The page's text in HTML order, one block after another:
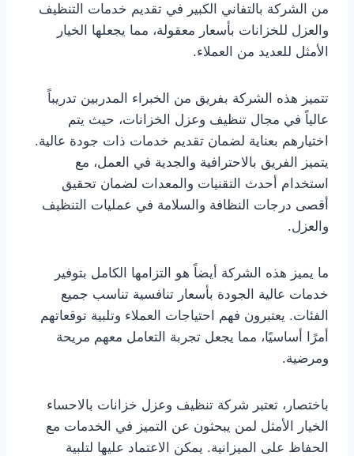
من الشركة بالتفاني الكبير في تقديم خدمات التنظيف
والعزل للخزانات بأسعار معقولة، مما يجعلها الخيار
الأمثل للعديد من العملاء.
تتميز هذه الشركة بفريق من الخبراء المدربين تدريباً
عالياً في مجال تنظيف وعزل الخزانات، حيث يتم
اختيارهم بعناية لضمان تقديم خدمات ذات جودة عالية.
يتميز الفريق بالاحترافية والجدية في العمل، مع
استخدام أحدث التقنيات والمعدات لضمان تحقيق
أقصى درجات النظافة والسلامة في عمليات التنظيف
والعزل.
ما يميز هذه الشركة أيضاً هو التزامها الكامل بتوفير
خدمات عالية الجودة بأسعار تنافسية تناسب جميع
الفئات. يعتبرون فهم احتياجات العملاء وتلبية توقعاتهم
أمرًا أساسيًا، مما يجعل تجربة التعامل معهم مريحة
ومرضية.
باختصار، تعتبر شركة تنظيف وعزل خزانات بالاحساء
الخيار الأمثل لمن يبحثون عن التميز في الخدمات مع
الحفاظ على الميزانية. يمكن الاعتماد عليها لتلبية